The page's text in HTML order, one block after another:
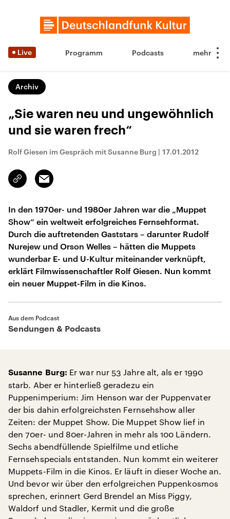
Live Programm Podcasts
Archiv
„Sie waren neu und ungewöhnlich
und sie waren frech“
Rolf Giesen im Gespräch mit Susanne Burg | 17.01.2012
Link
kopieren/teilen
Email
In den 1970er- und 1980er Jahren war die „Muppet
Show“ ein weltweit erfolgreiches Fernsehformat.
Durch die auftretenden Gaststars – darunter Rudolf
Nurejew und Orson Welles – hätten die Muppets
wunderbar E- und U-Kultur miteinander verknüpft,
erklärt Filmwissenschaftler Rolf Giesen. Nun kommt
ein neuer Muppet-Film in die Kinos.
Aus dem Podcast
Sendungen & Podcasts
Susanne Burg: Er war nur 53 Jahre alt, als er 1990
starb. Aber er hinterließ geradezu ein
Puppenimperium: Jim Henson war der Puppenvater
der bis dahin erfolgreichsten Fernsehshow aller
Zeiten: der Muppet Show. Die Muppet Show lief in
den 70er- und 80er-Jahren in mehr als 100 Ländern.
Sechs abendfüllende Spielfilme und etliche
Fernsehspecials entstanden. Nun kommt ein weiterer
Muppets-Film in die Kinos. Er läuft in dieser Woche an.
Und bevor wir über den erfolgreichen Puppenkosmos
sprechen, erinnert Gerd Brendel an Miss Piggy,
Waldorf und Stadler, Kermit und die große